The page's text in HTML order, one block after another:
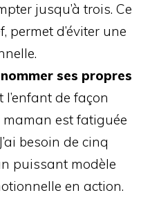
jusqu’à trois. Ce
permet d’éviter une
nommer ses propres
l’enfant de façon
maman est fatiguée
besoin de cinq
puissant modèle
en action.